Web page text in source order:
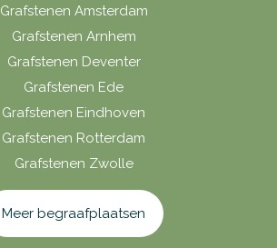
Grafstenen Amsterdam
Grafstenen Arnhem
Grafstenen Deventer
Grafstenen Ede
Grafstenen Eindhoven
Grafstenen Rotterdam
Grafstenen Zwolle
Meer begraafplaatsen